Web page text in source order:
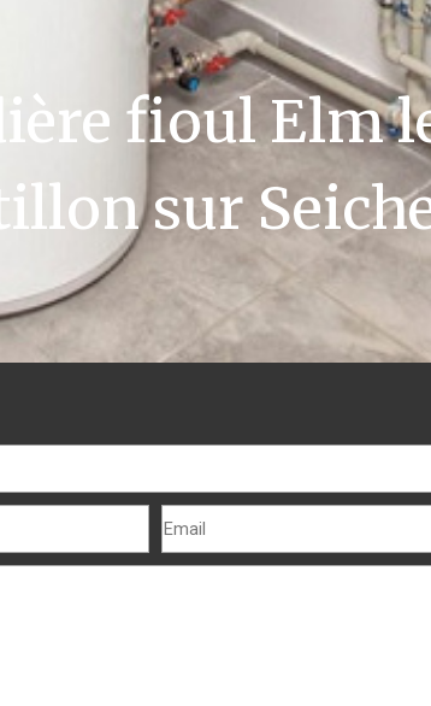
fioul Elm
sur